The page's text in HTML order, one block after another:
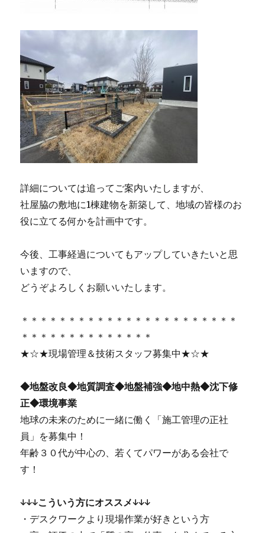
詳細については追ってご案内いたしますが、
社屋脇の敷地に1棟建物を新築して、地域の皆様のお
役に立てる何かを計画中です。
今後、工事経過についてもアップしていきたいと思
いますので、
どうぞよろしくお願いいたします。
＊＊＊＊＊＊＊＊＊＊＊＊＊＊＊＊＊＊＊＊＊＊＊
＊＊＊＊＊＊＊＊＊＊＊＊＊＊
★☆★現場管理＆技術スタッフ募集中★☆★
◆地盤改良◆地質調査◆地盤補強◆地中熱◆沈下修
正◆環境事業
地球の未来のために一緒に働く「施工管理の正社
員」を募集中！
年齢３０代が中心の、若くてパワーがある会社で
す！
↓↓↓こういう方にオススメ↓↓↓
・デスクワークより現場作業が好きという方